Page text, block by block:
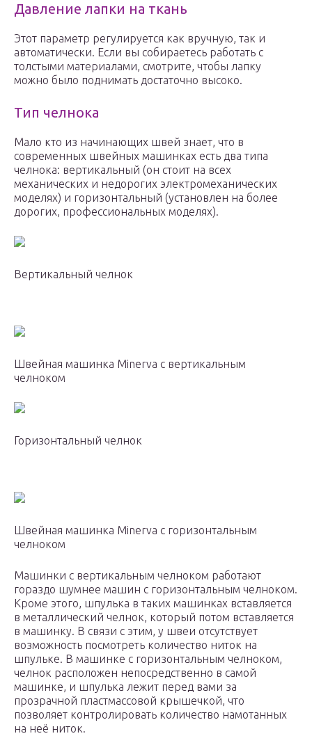
Давление лапки на ткань
Этот параметр регулируется как вручную, так и
автоматически. Если вы собираетесь работать с
толстыми материалами, смотрите, чтобы лапку
можно было поднимать достаточно высоко.
Тип челнока
Мало кто из начинающих швей знает, что в
современных швейных машинках есть два типа
челнока: вертикальный (он стоит на всех
механических и недорогих электромеханических
моделях) и горизонтальный (установлен на более
дорогих, профессиональных моделях).
Вертикальный челнок
Швейная машинка Minerva с вертикальным
челноком
Горизонтальный челнок
Швейная машинка Minerva с горизонтальным
челноком
Машинки с вертикальным челноком работают
гораздо шумнее машин с горизонтальным челноком.
Кроме этого, шпулька в таких машинках вставляется
в металлический челнок, который потом вставляется
в машинку. В связи с этим, у швеи отсутствует
возможность посмотреть количество ниток на
шпульке. В машинке с горизонтальным челноком,
челнок расположен непосредственно в самой
машинке, и шпулька лежит перед вами за
прозрачной пластмассовой крышечкой, что
позволяет контролировать количество намотанных
на неё ниток.